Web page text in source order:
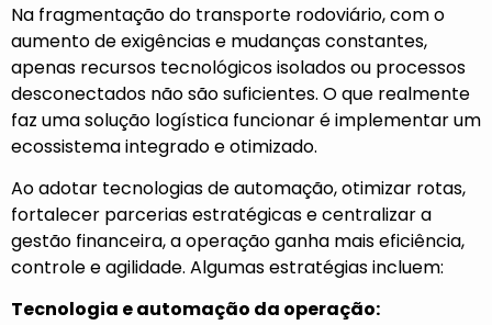
Na fragmentação do transporte rodoviário, com o
aumento de exigências e mudanças constantes,
apenas recursos tecnológicos isolados ou processos
desconectados não são suficientes. O que realmente
faz uma solução logística funcionar é implementar um
ecossistema integrado e otimizado.
Ao adotar tecnologias de automação, otimizar rotas,
fortalecer parcerias estratégicas e centralizar a
gestão financeira, a operação ganha mais eficiência,
controle e agilidade. Algumas estratégias incluem:
Tecnologia e automação da operação: